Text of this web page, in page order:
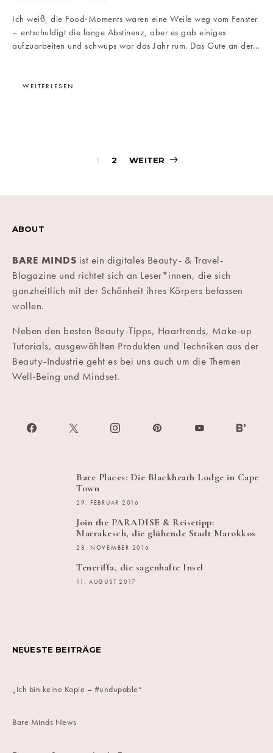
Ich weiß, die Food-Moments waren eine Weile weg vom Fenster
– entschuldigt die lange Abstinenz, aber es gab einiges
aufzuarbeiten und schwups war das Jahr rum. Das Gute an der…
WEITERLESEN
1 2 WEITER
ABOUT
BARE MINDS ist ein digitales Beauty- & Travel-
Blogazine und richtet sich an Leser*innen, die sich
ganzheitlich mit der Schönheit ihres Körpers befassen
wollen.
Neben den besten Beauty-Tipps, Haartrends, Make-up
Tutorials, ausgewählten Produkten und Techniken aus der
Beauty-Industrie geht es bei uns auch um die Themen
Well-Being und Mindset.
Bare Places: Die Blackheath Lodge in Cape
Town
29. FEBRUAR 2016
Join the PARADISE & Reisetipp:
Marrakesch, die glühende Stadt Marokkos
28. NOVEMBER 2016
Teneriffa, die sagenhafte Insel
11. AUGUST 2017
NEUESTE BEITRÄGE
„Ich bin keine Kopie – #undupable“
Bare Minds News